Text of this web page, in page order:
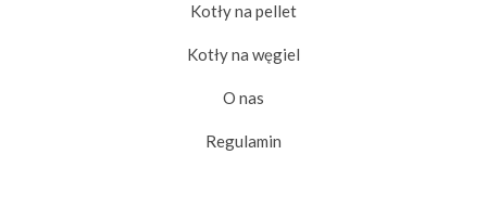
Kotły na pellet
Kotły na węgiel
O nas
Regulamin